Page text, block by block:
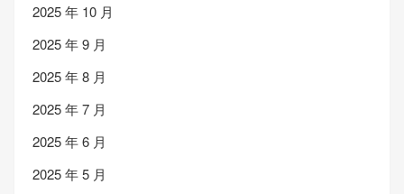
2025 年 10 月
2025 年 9 月
2025 年 8 月
2025 年 7 月
2025 年 6 月
2025 年 5 月